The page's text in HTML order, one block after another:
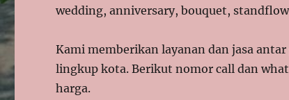
wedding, anniversary, bouquet,
Kami memberikan layanan dan jasa
lingkup kota. Berikut nomor call dan
harga.